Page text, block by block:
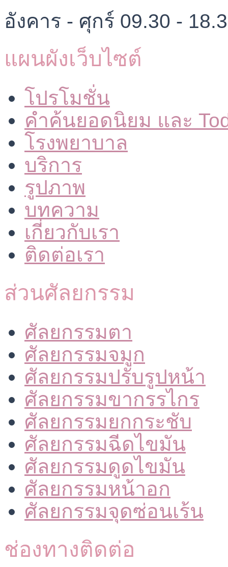
อังคาร - ศุกร์ 09.30 -
แผนผังเว็บไซต์
โปรโมชั่น
คำค้นยอดนิยม และ
โรงพยาบาล
บริการ
รูปภาพ
บทความ
เกี่ยวกับเรา
ติดต่อเรา
ส่วนศัลยกรรม
ศัลยกรรมตา
ศัลยกรรมจมูก
ศัลยกรรมปรับรูปหน้า
ศัลยกรรมขากรรไกร
ศัลยกรรมยกกระชับ
ศัลยกรรมฉีดไขมัน
ศัลยกรรมดูดไขมัน
ศัลยกรรมหน้าอก
ศัลยกรรมจุดซ่อนเร้น
ช่องทางติดต่อ